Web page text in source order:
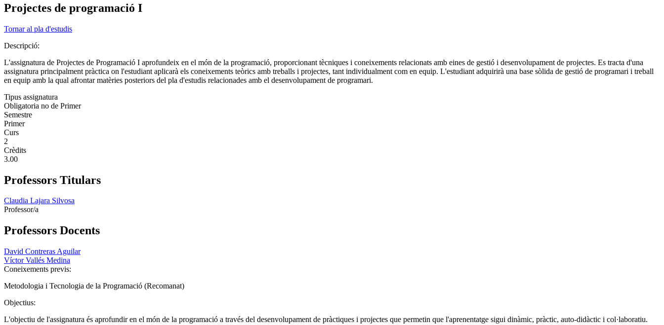
Projectes de programació I
Tornar al pla d'estudis
Descripció:
L'assignatura de Projectes de Programació I aprofundeix en el món de la programació, proporcionant tècniques i coneixements relacionats amb eines de gestió i desenvolupament de projectes. Es tracta d'una
assignatura principalment pràctica on l'estudiant aplicarà els coneixements teòrics amb treballs i projectes, tant individualment com en equip. L'estudiant adquirirà una base sòlida de gestió de programari i treball
en equip amb la qual afrontar matèries posteriors del pla d'estudis relacionades amb el desenvolupament de programari.
Tipus assignatura
Obligatoria no de Primer
Semestre
Primer
Curs
2
Crèdits
3.00
Professors Titulars
Claudia Lajara Silvosa
Professor/a
Professors Docents
David Contreras Aguilar
Víctor Vallés Medina
Coneixements previs:
Metodologia i Tecnologia de la Programació (Recomanat)
Objectius:
L'objectiu de l'assignatura és aprofundir en el món de la programació a través del desenvolupament de pràctiques i projectes que permetin que l'aprenentatge sigui dinàmic, pràctic, auto-didàctic i col·laboratiu.